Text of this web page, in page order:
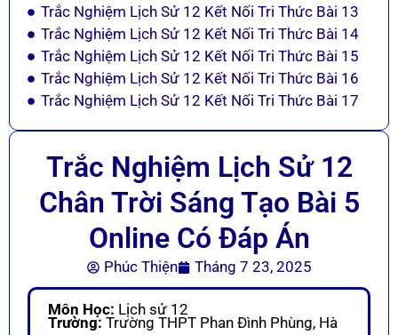
Trắc Nghiệm Lịch Sử 12 Kết Nối Tri Thức Bài 13
Trắc Nghiệm Lịch Sử 12 Kết Nối Tri Thức Bài 14
Trắc Nghiệm Lịch Sử 12 Kết Nối Tri Thức Bài 15
Trắc Nghiệm Lịch Sử 12 Kết Nối Tri Thức Bài 16
Trắc Nghiệm Lịch Sử 12 Kết Nối Tri Thức Bài 17
Trắc Nghiệm Lịch Sử 12
Chân Trời Sáng Tạo Bài 5
Online Có Đáp Án
Phúc Thiện Tháng 7 23, 2025
Môn Học: Lịch sử 12
Trường: Trường THPT Phan Đình Phùng, Hà